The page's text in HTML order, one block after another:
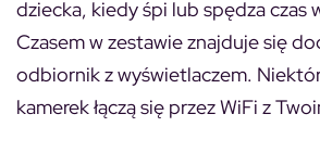
dziecka, kiedy śpi lub spędza czas
Czasem w zestawie znajduje się
odbiornik z wyświetlaczem.
kamerek łączą się przez WiFi z